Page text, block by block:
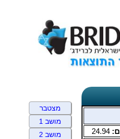
24.94
מצטבר
מושב 1
מושב 2